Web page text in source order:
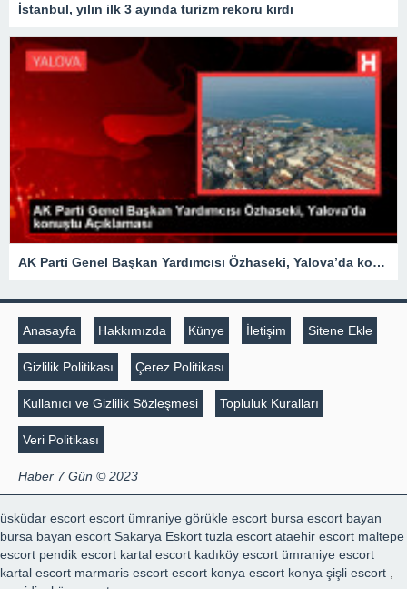
İstanbul, yılın ilk 3 ayında turizm rekoru kırdı
AK Parti Genel Başkan Yardımcısı Özhaseki, Yalova’da konuştu Açıklaması
Anasayfa Hakkımızda Künye İletişim Sitene Ekle
Gizlilik Politikası Çerez Politikası
Kullanıcı ve Gizlilik Sözleşmesi Topluluk Kuralları
Veri Politikası
Haber 7 Gün © 2023
üsküdar escort escort ümraniye görükle escort bursa escort bayan
bursa bayan escort Sakarya Eskort tuzla escort ataehir escort maltepe
escort pendik escort kartal escort kadıköy escort ümraniye escort
kartal escort marmaris escort escort konya escort konya şişli escort